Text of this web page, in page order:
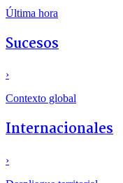
Última hora
Sucesos
›
Contexto global
Internacionales
›